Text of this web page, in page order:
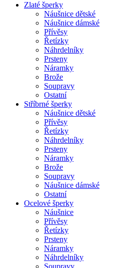
Zlaté šperky
Náušnice dětské
Náušnice dámské
Přívěsy
Řetízky
Náhrdelníky
Prsteny
Náramky
Brože
Soupravy
Ostatní
Stříbrné šperky
Náušnice dětské
Přívěsy
Řetízky
Náhrdelníky
Prsteny
Náramky
Brože
Soupravy
Náušnice dámské
Ostatní
Ocelové šperky
Náušnice
Přívěsy
Řetízky
Prsteny
Náramky
Náhrdelníky
Soupravy